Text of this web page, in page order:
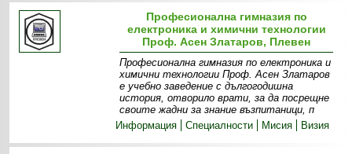
Професионална гимназия по
електроника и химични технологии
Проф. Асен Златаров, Плевен
Професионална гимназия по електроника и
химични технологии Проф. Асен Златаров
е учебно заведение с дългогодишна
история, отворило врати, за да посрещне
своите жадни за знание възпитаници, п
Информация
Специалности Мисия Визия